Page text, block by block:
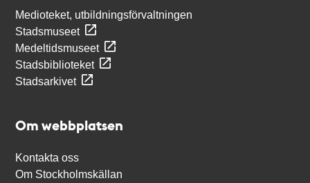
Medioteket, utbildningsförvaltningen
Stadsmuseet
Medeltidsmuseet
Stadsbiblioteket
Stadsarkivet
Om webbplatsen
Kontakta oss
Om Stockholmskällan